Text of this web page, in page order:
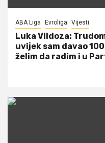
ABA Liga Evroliga Vijesti
Luka Vildoza:
uvijek sam davao
želim da radim i u